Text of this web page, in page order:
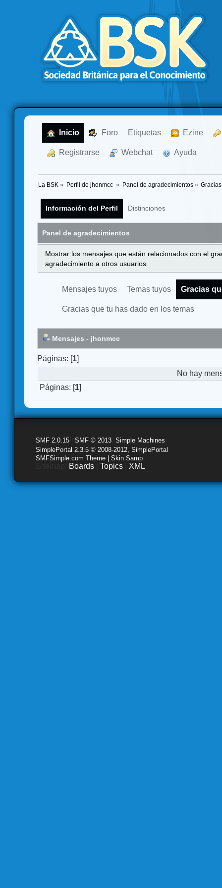
Inicio Foro Etiquetas Ezine
Registrarse Webchat Ayuda
La BSK » Perfil de jhonmcc » Panel de agradecimientos»
Información del Perfil Distinciones
Panel de agradecimientos
Mostrar los mensajes que están relacionados con el
agradecimiento a otros usuarios.
Mensajes tuyos Temas tuyos Gracias
Gracias que tu has dado en los temas
Mensajes - jhonmcc
Páginas: [1]
No hay
Páginas: [1]
SMF 2.0.15 SMF © 2013 Simple Machines
SimplePortal 2.3.5 © 2008-2012, SimplePortal
SMFSimple.com Theme | Skin Samp
Boards Topics XML